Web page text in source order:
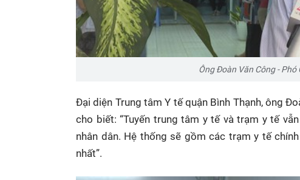
Ông Đoàn Văn Công -
Đại diện Trung tâm Y tế quận Bình Thạnh, ông
cho biết: “Tuyến trung tâm y tế và trạm y tế
nhân dân. Hệ thống sẽ gồm các trạm y tế
nhất”.